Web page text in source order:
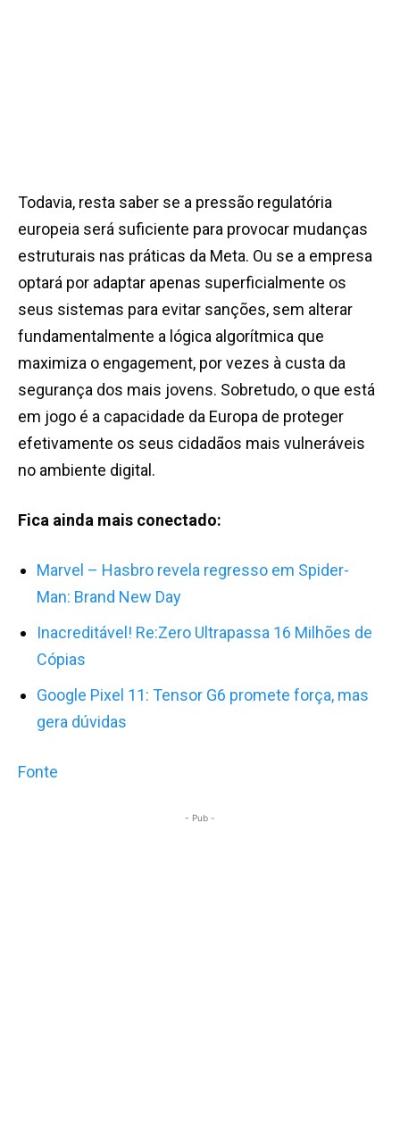
Todavia, resta saber se a pressão regulatória
europeia será suficiente para provocar mudanças
estruturais nas práticas da Meta. Ou se a empresa
optará por adaptar apenas superficialmente os
seus sistemas para evitar sanções, sem alterar
fundamentalmente a lógica algorítmica que
maximiza o engagement, por vezes à custa da
segurança dos mais jovens. Sobretudo, o que está
em jogo é a capacidade da Europa de proteger
efetivamente os seus cidadãos mais vulneráveis
no ambiente digital.
Fica ainda mais conectado:
Marvel – Hasbro revela regresso em Spider-
Man: Brand New Day
Inacreditável! Re:Zero Ultrapassa 16 Milhões de
Cópias
Google Pixel 11: Tensor G6 promete força, mas
gera dúvidas
Fonte
- Pub -